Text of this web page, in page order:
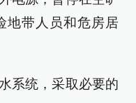
地带人员和危房居
系统，采取必要的